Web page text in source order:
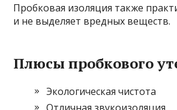
Пробковая изоляция также
и не выделяет вредных веществ.
Плюсы пробкового
Экологическая чистота